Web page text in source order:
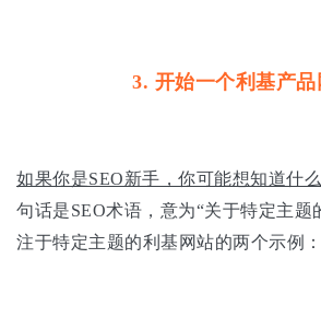
3. 开始一个利基产品
如果你是SEO新手，你可能想知道什么
句话是SEO术语，意为“关于特定主题
注于特定主题的利基网站的两个示例：